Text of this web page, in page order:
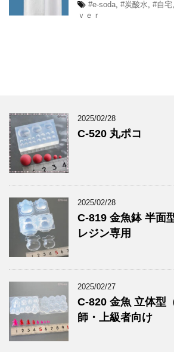
#e-soda, #炭酸水, #自宅,
ｖｅｒ
2025/02/28
C-520 丸ポコ
2025/02/28
C-819 金魚鉢 半面
レジン専用
2025/02/27
C-820 金魚 立体型
師・上級者向け